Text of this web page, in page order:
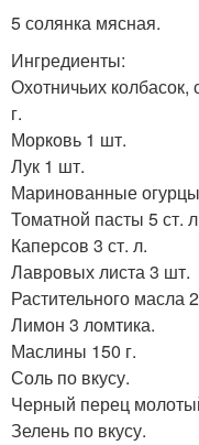
5 солянка мясная.
Ингредиенты:
Охотничьих
г.
Морковь 1 шт.
Лук 1 шт.
Маринованные
Томатной пасты 5 ст.
Каперсов 3 ст. л.
Лавровых листа 3 шт.
Растительного масла
Лимон 3 ломтика.
Маслины 150 г.
Соль по вкусу.
Черный перец
Зелень по вкусу.